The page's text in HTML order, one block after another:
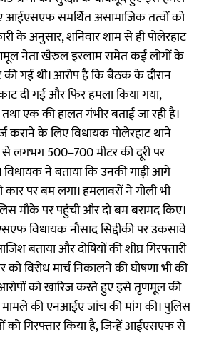
आईएसएफ समर्थित असामाजिक तत्वों को
के अनुसार, शनिवार शाम से ही पोलेरहाट
तृणमूल नेता खैरुल इस्लाम समेत कई लोगों के
गई थी। आरोप है कि बैठक के दौरान
दी गई और फिर हमला किया गया,
एक की हालत गंभीर बताई जा रही है।
कराने के लिए विधायक पोलेरहाट थाने
लगभग 500–700 मीटर की दूरी पर
ने बताया कि उनकी गाड़ी आगे
पर बम लगा। हमलावरों ने गोली भी
मौके पर पहुंची और दो बम बरामद किए।
विधायक नौसाद‌ सिद्दीकी पर उकसावे
बताया और दोषियों की शीघ्र गिरफ्तारी
को विरोध मार्च निकालने की घोषणा भी की
आरोपों को खारिज करते हुए इसे तृणमूल की
की एनआईए जांच की मांग की। पुलिस
को गिरफ्तार किया है, जिन्हें आईएसएफ से